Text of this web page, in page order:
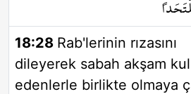
18:28 Rab'lerinin rızasını
dileyerek sabah akşam
edenlerle birlikte olmaya